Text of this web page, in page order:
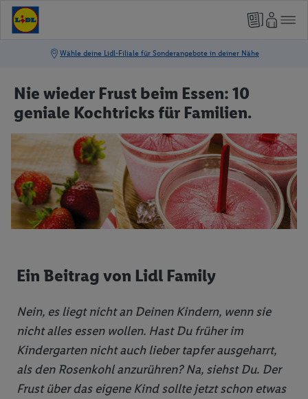
Nie wieder Frust beim Essen: 10
geniale Kochtricks für Familien.
Ein Beitrag von Lidl Family
Nein, es liegt nicht an Deinen Kindern, wenn sie
nicht alles essen wollen. Hast Du früher im
Kindergarten nicht auch lieber tapfer ausgeharrt,
als den Rosenkohl anzurühren? Na, siehst Du. Der
Frust über das eigene Kind sollte jetzt schon etwas